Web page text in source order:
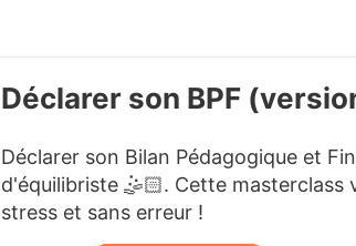
Déclarer son BPF
Déclarer son Bilan Pédagogique et
d'équilibriste 🤹🏻. Cette
stress et sans erreur !